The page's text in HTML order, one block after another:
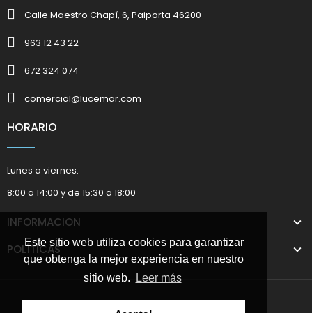
Este sitio web utiliza cookies para garantizar
que obtenga la mejor experiencia en nuestro
sitio web.
Leer más
Calle Maestro Chapí, 6, Paiporta 46200
963 12 43 22
672 324 074
comercial@lucemar.com
HORARIO
Lunes a viernes:
8:00 a 14:00 y de 15:30 a 18:00
INFORMACION
POLÍTICAS